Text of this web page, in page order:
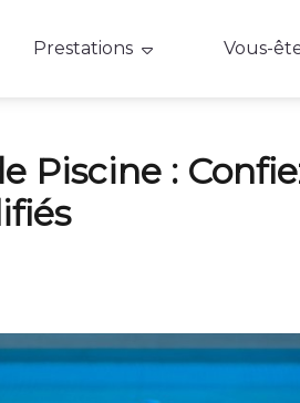
Prestations Vous-
Piscine :